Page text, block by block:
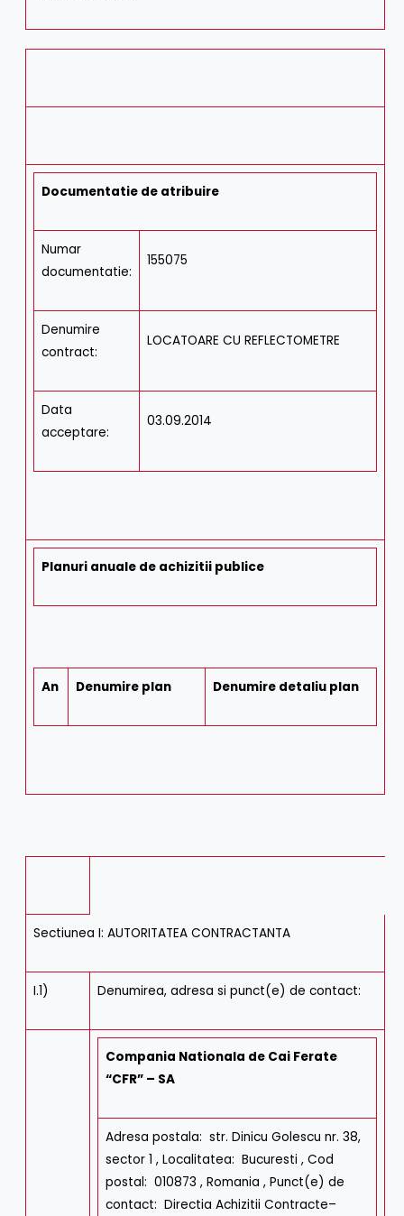
Documentatie de atribuire
Numar
documentatie:
155075
Denumire
contract:
LOCATOARE CU REFLECTOMETRE
Data
acceptare:
03.09.2014
Planuri anuale de achizitii publice
An Denumire plan Denumire detaliu plan
Sectiunea I: AUTORITATEA CONTRACTANTA
I.1) Denumirea, adresa si punct(e) de contact:
Compania Nationala de Cai Ferate
“CFR” – SA
Adresa postala: str. Dinicu Golescu nr. 38,
sector 1 , Localitatea: Bucuresti , Cod
postal: 010873 , Romania , Punct(e) de
contact: Directia Achizitii Contracte–